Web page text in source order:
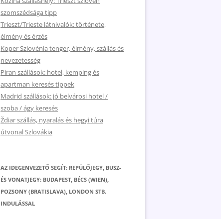
szomszédsága tipp
Trieszt/Trieste látnivalók: története,
élmény és érzés
Koper Szlovénia tenger, élmény, szállás és
nevezetesség
Piran szállások: hotel, kemping és
apartman keresés tippek
Madrid szállások: jó belvárosi hotel /
szoba / ágy keresés
Ždiar szállás, nyaralás és hegyi túra
útvonal Szlovákia
AZ IDEGENVEZETŐ SEGÍT: REPÜLŐJEGY, BUSZ-
ÉS VONATJEGY: BUDAPEST, BÉCS (WIEN),
POZSONY (BRATISLAVA), LONDON STB.
INDULÁSSAL